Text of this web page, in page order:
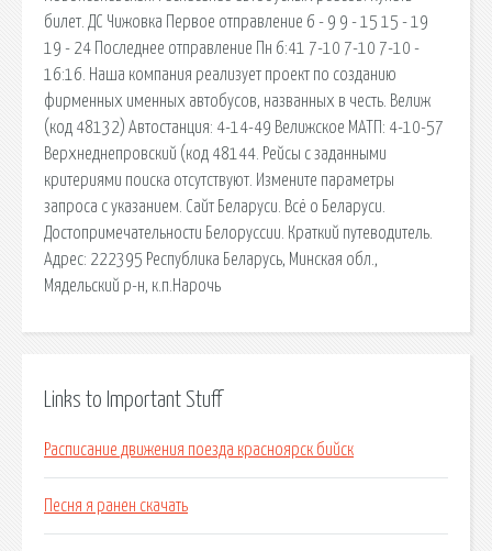
билет. ДС Чижовка Первое отправление 6 - 9 9 - 15 15 - 19
19 - 24 Последнее отправление Пн 6:41 7-10 7-10 7-10 -
16:16. Наша компания реализует проект по созданию
фирменных именных автобусов, названных в честь. Велиж
(код 48132) Автостанция: 4-14-49 Велижское МАТП: 4-10-57
Верхнеднепровский (код 48144. Рейсы с заданными
критериями поиска отсутствуют. Измените параметры
запроса с указанием. Сайт Беларуси. Всё о Беларуси.
Достопримечательности Белоруссии. Краткий путеводитель.
Адрес: 222395 Республика Беларусь, Минская обл.,
Мядельский р-н, к.п.Нарочь
Links to Important Stuff
Расписание движения поезда красноярск бийск
Песня я ранен скачать